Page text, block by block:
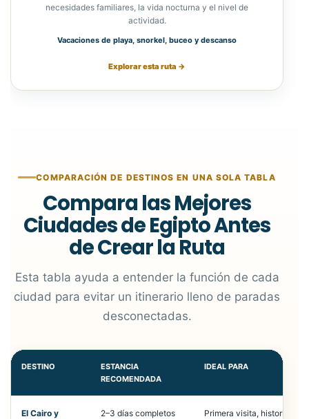
necesidades familiares, la vida nocturna y el nivel de
actividad.
Vacaciones de playa, snorkel, buceo y descanso
Explorar esta ruta →
COMPARACIÓN DE DESTINOS EN UNA SOLA TABLA
Compara las Mejores
Ciudades de Egipto Antes
de Crear la Ruta
Esta tabla ayuda a entender la función de cada
ciudad para evitar un itinerario lleno de paradas
desconectadas.
DESTINO
ESTANCIA
RECOMENDADA
IDEAL PARA
El Cairo y
2–3 días completos Primera visita, historia y